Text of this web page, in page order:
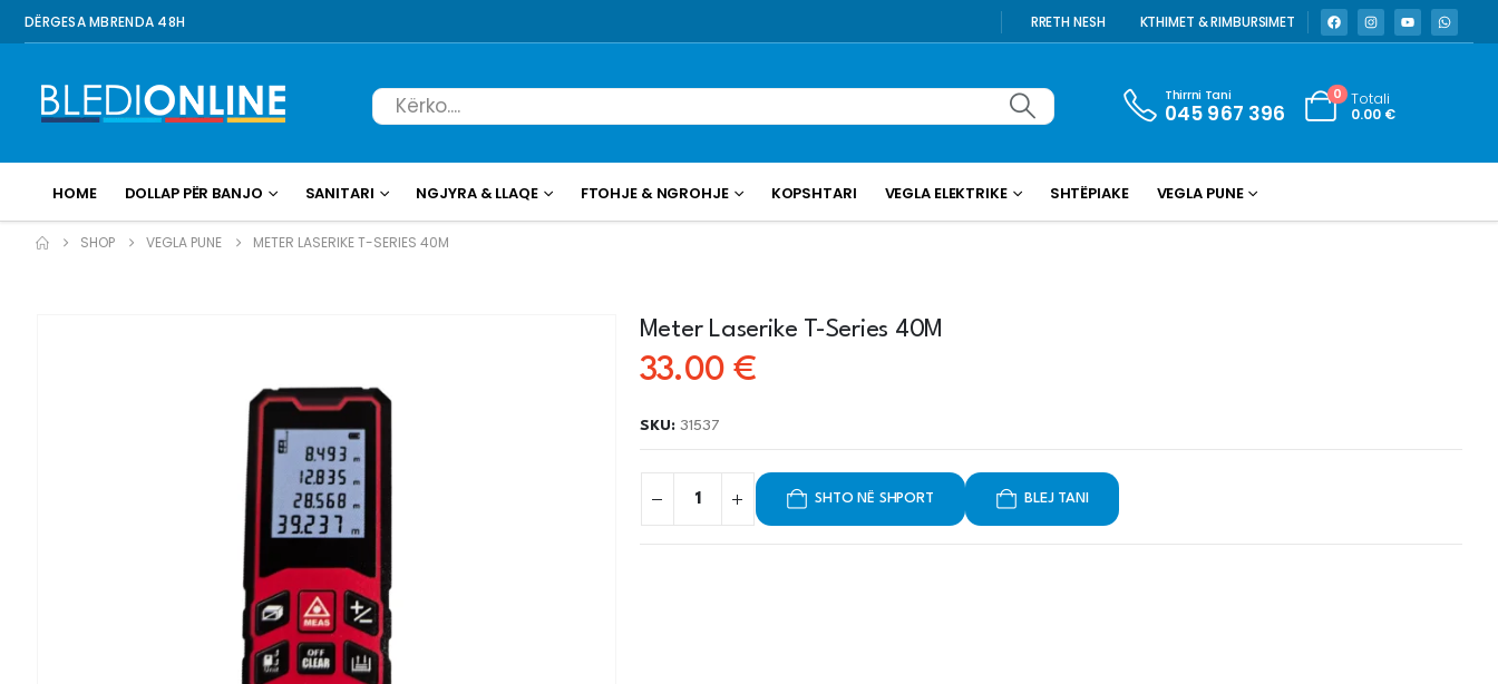
DËRGESA MBRENDA 48H RRETH NESH KTHIMET & RIMBURSIMET
Thirrni Tani
045 967 396
0 Totali
0.00 €
HOME DOLLAP PËR BANJO SANITARI NGJYRA & LLAQE FTOHJE & NGROHJE KOPSHTARI VEGLA ELEKTRIKE SHTËPIAKE VEGLA PUNE
SHOP VEGLA PUNE METER LASERIKE T-SERIES 40M
Meter Laserike T-Series 40M
33.00 €
SKU: 31537
SHTO NË SHPORT BLEJ TANI